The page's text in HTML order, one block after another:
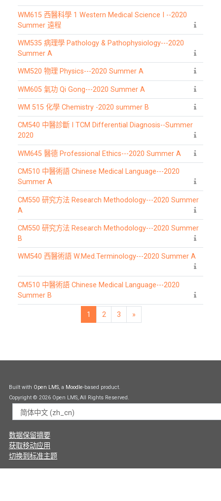
WM615 西醫科學 1 Western Medical Science I --2020
Summer 遠程
WM535 病理學 Pathology & Pathophysiology---2020
Summer A
WM520 物理 Physics---2020 Summer A
WM605 氣功 Qi Gong---2020 Summer A
WM 515 化學 Chemistry -2020 summer B
CM540 中醫診斷 I TCM Differential Diagnosis--Summer
2020
WM645 醫德 Professional Ethics---2020 Summer A
CM510 中醫術語 Chinese Medical Language---2020
Summer A
CM550 研究方法 Research Methodology---2020 Summer
A
CM550 研究方法 Research Methodology---2020 Summer
B
WM540 西醫術語 W.Med.Terminology---2020 Summer A
CM510 中醫術語 Chinese Medical Language---2020
Summer B
1
页 1
2
页 2
3
页 3
»
下一页
Built with Open LMS, a Moodle-based product.
Copyright © 2026 Open LMS, All Rights Reserved.
语言
‎数据保留摘要‎
获取移动应用
切换到标准主题